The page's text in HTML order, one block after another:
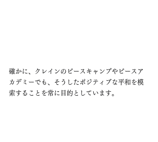
確かに、クレインのピースキャンプやピースア
カデミーでも、そうしたポジティブな平和を模
索することを常に目的としています。